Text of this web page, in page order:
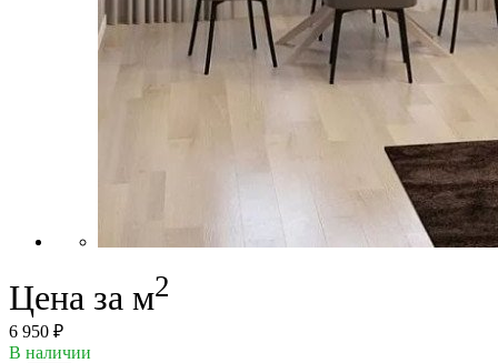
Цена за м2
6 950 ₽
В наличии